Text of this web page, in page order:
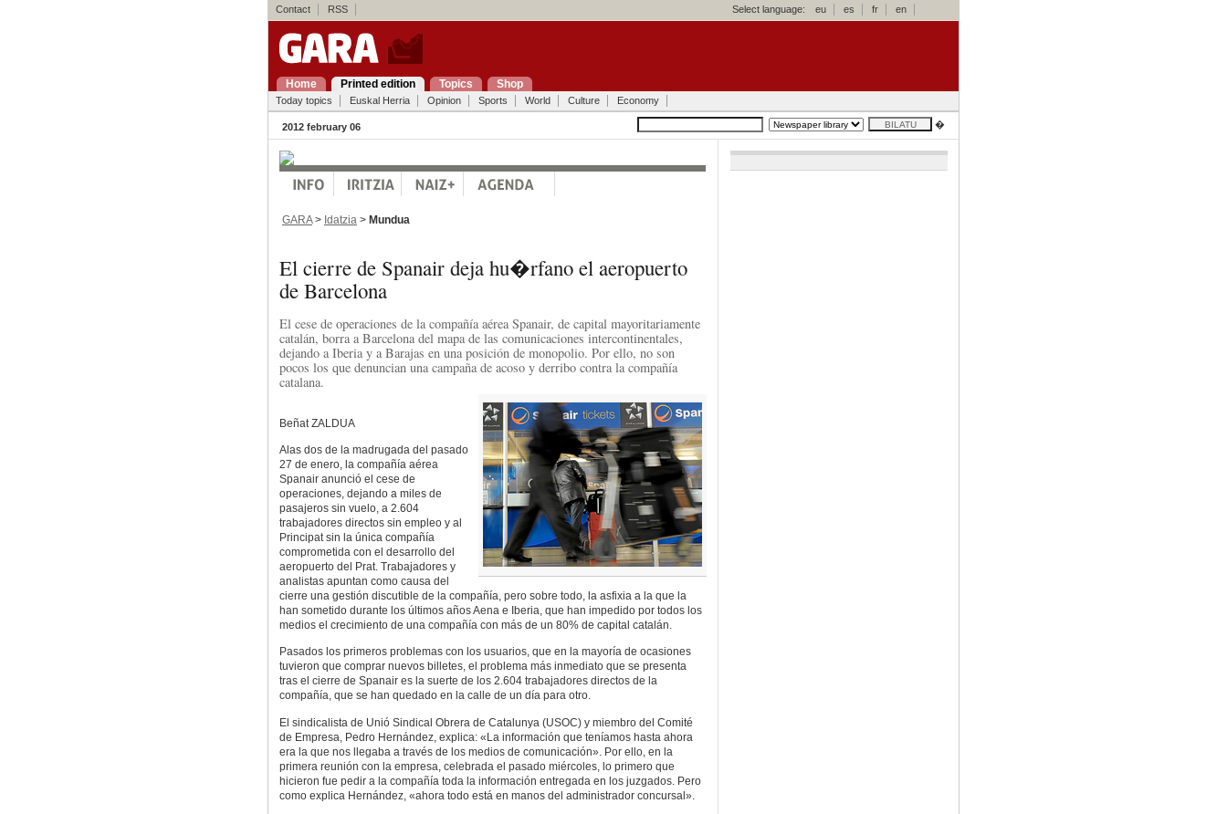
Contact RSS Select language: eu es fr en
Home Printed edition Topics Shop
Today topics Euskal Herria Opinion Sports World Culture Economy
2012 february 06 �
GARA> Idatzia > Mundua
El cierre de Spanair deja hu�rfano el aeropuerto
de Barcelona
El cese de operaciones de la compañía aérea Spanair, de capital mayoritariamente
catalán, borra a Barcelona del mapa de las comunicaciones intercontinentales,
dejando a Iberia y a Barajas en una posición de monopolio. Por ello, no son
pocos los que denuncian una campaña de acoso y derribo contra la compañía
catalana.
Beñat ZALDUA
Alas dos de la madrugada del pasado
27 de enero, la compañía aérea
Spanair anunció el cese de
operaciones, dejando a miles de
pasajeros sin vuelo, a 2.604
trabajadores directos sin empleo y al
Principat sin la única compañía
comprometida con el desarrollo del
aeropuerto del Prat. Trabajadores y
analistas apuntan como causa del
cierre una gestión discutible de la compañía, pero sobre todo, la asfixia a la que la
han sometido durante los últimos años Aena e Iberia, que han impedido por todos los
medios el crecimiento de una compañía con más de un 80% de capital catalán.
Pasados los primeros problemas con los usuarios, que en la mayoría de ocasiones
tuvieron que comprar nuevos billetes, el problema más inmediato que se presenta
tras el cierre de Spanair es la suerte de los 2.604 trabajadores directos de la
compañía, que se han quedado en la calle de un día para otro.
El sindicalista de Unió Sindical Obrera de Catalunya (USOC) y miembro del Comité
de Empresa, Pedro Hernández, explica: «La información que teníamos hasta ahora
era la que nos llegaba a través de los medios de comunicación». Por ello, en la
primera reunión con la empresa, celebrada el pasado miércoles, lo primero que
hicieron fue pedir a la compañía toda la información entregada en los juzgados. Pero
como explica Hernández, «ahora todo está en manos del administrador concursal».